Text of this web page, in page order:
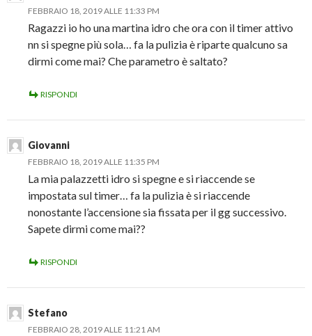
FEBBRAIO 18, 2019 ALLE 11:33 PM
Ragazzi io ho una martina idro che ora con il timer attivo
nn si spegne più sola… fa la pulizia è riparte qualcuno sa
dirmi come mai? Che parametro è saltato?
RISPONDI
Giovanni
FEBBRAIO 18, 2019 ALLE 11:35 PM
La mia palazzetti idro si spegne e si riaccende se
impostata sul timer… fa la pulizia è si riaccende
nonostante l’accensione sia fissata per il gg successivo.
Sapete dirmi come mai??
RISPONDI
Stefano
FEBBRAIO 28, 2019 ALLE 11:21 AM